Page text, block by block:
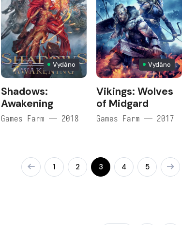
Vydáno
Shadows:
Awakening
Games Farm — 2018
Vydáno
Vikings: Wolves
of Midgard
Games Farm — 2017
1 2 3 4 5